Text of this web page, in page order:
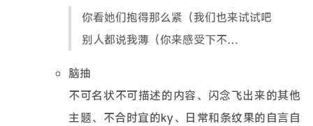
你看她们抱得那么紧（我们也来试试吧
别人都说我薄（你来感受下不…
脑抽
不可名状不可描述的内容、闪念飞出来的其他
主题、不合时宜的ky、日常和条纹果的自言自